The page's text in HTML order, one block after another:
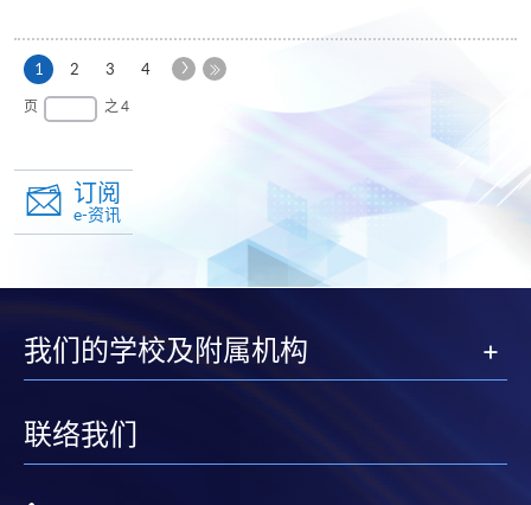
1 本
页
2 3 4
下
页 之 4
订阅
e-资讯
我们的学校及附属机构
联络我们